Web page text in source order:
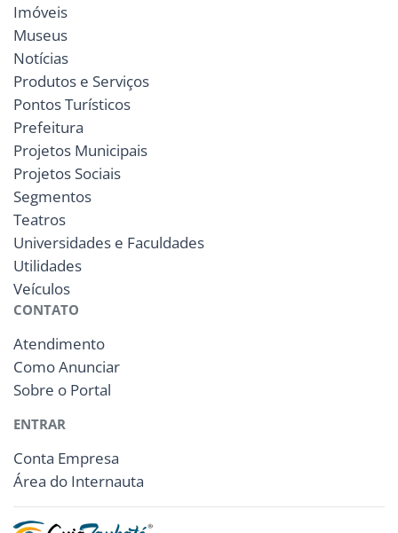
Imóveis
Museus
Notícias
Produtos e Serviços
Pontos Turísticos
Prefeitura
Projetos Municipais
Projetos Sociais
Segmentos
Teatros
Universidades e Faculdades
Utilidades
Veículos
CONTATO
Atendimento
Como Anunciar
Sobre o Portal
ENTRAR
Conta Empresa
Área do Internauta